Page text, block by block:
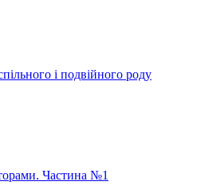
і подвійного роду
Частина №1